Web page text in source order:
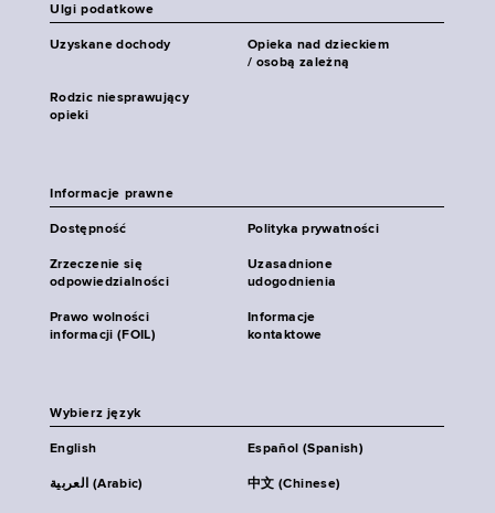
Ulgi podatkowe
Uzyskane dochody
Opieka nad dzieckiem
/ osobą zależną
Rodzic niesprawujący
opieki
Informacje prawne
Dostępność Polityka prywatności
Zrzeczenie się
odpowiedzialności
Uzasadnione
udogodnienia
Prawo wolności
informacji (FOIL)
Informacje
kontaktowe
Wybierz język
English Español (Spanish)
العربية (Arabic) 中文 (Chinese)